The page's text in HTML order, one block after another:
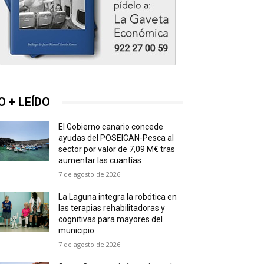
+ LEÍDO
El Gobierno canario concede
ayudas del POSEICAN-Pesca al
sector por valor de 7,09 M€ tras
aumentar las cuantías
7 de agosto de 2026
La Laguna integra la robótica en
las terapias rehabilitadoras y
cognitivas para mayores del
municipio
7 de agosto de 2026